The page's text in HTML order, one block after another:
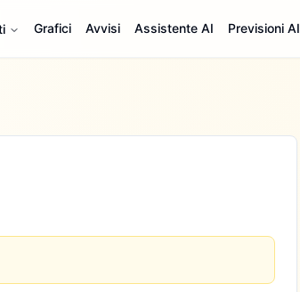
Grafici Avvisi Assistente AI Previsioni AI